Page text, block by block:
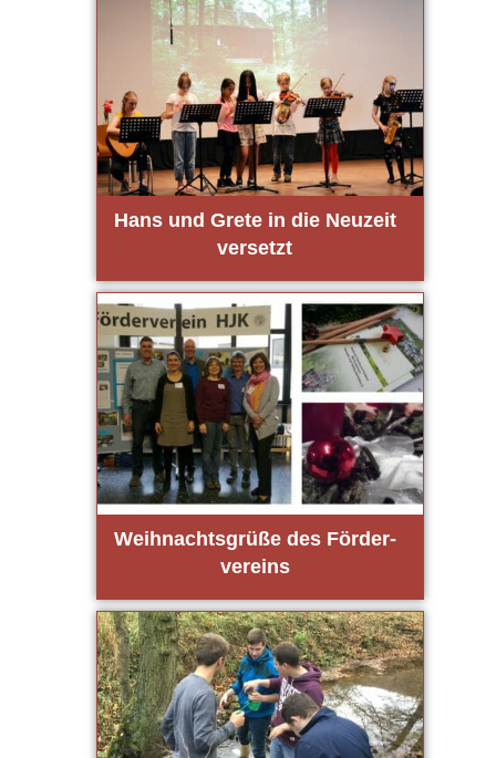
Hans und Gre­te in die Neu­zeit
ver­setzt
Weih­nachts­grü­ße des För­der­
ver­eins